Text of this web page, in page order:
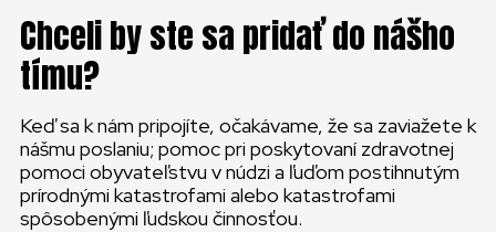
Chceli by ste sa pridať do nášho
tímu?
Keď sa k nám pripojíte, očakávame, že sa zaviažete k
nášmu poslaniu; pomoc pri poskytovaní zdravotnej
pomoci obyvateľstvu v núdzi a ľuďom postihnutým
prírodnými katastrofami alebo katastrofami
spôsobenými ľudskou činnosťou.